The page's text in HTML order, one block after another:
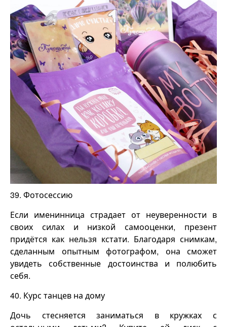
39. Фотосессию
Если именинница страдает от неуверенности в
своих силах и низкой самооценки, презент
придётся как нельзя кстати. Благодаря снимкам,
сделанным опытным фотографом, она сможет
увидеть собственные достоинства и полюбить
себя.
40. Курс танцев на дому
Дочь стесняется заниматься в кружках с